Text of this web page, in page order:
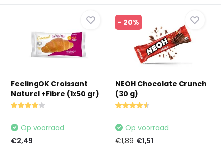
FeelingOK Croissant
Naturel +Fibre (1x50 gr)
Op voorraad
€2,49
- 20%
NEOH Chocolate Crunch
(30 g)
Op voorraad
€1,89 €1,51